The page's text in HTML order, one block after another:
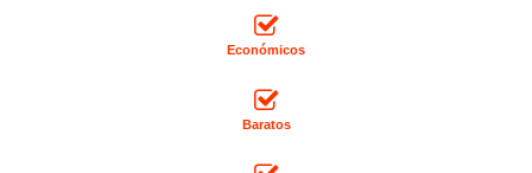
Económicos
Baratos